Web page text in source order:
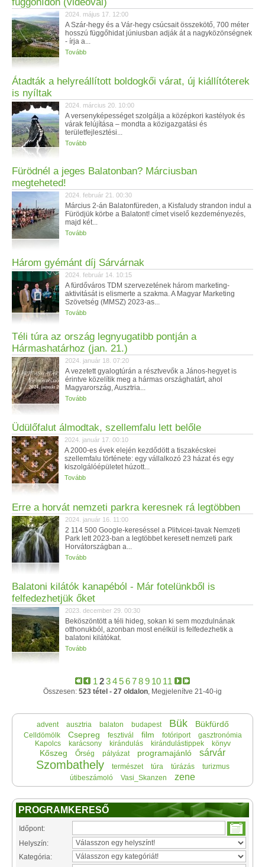
2024. május 17. 12:00
A Szár-hegy és a Vár-hegy csúcsait összekötő, 700 méter
hosszú függőhidat júniusban adják át a nagyközönségnek
- írja a...
Tovább
Átadták a helyreállított boldogkői várat, új kiállítóterek
is nyíltak
2024. március 20. 10:00
A versenyképességet szolgálja a középkori kastélyok és
várak felújítása – mondta a közigazgatási és
területfejlesztési...
Tovább
Fürödnél a jeges Balatonban? Márciusban
megteheted!
2024. február 21. 00:30
Március 2-án Balatonfüreden, a Kisfaludy strandon indul a
Fürödjük körbe a Balatont! címet viselő kezdeményezés,
majd két...
Tovább
Három gyémánt díj Sárvárnak
2024. február 14. 10:15
A fürdőváros TDM szervezetének három marketing-
aktivitását is elismerte a szakma. A Magyar Marketing
Szövetség (MMSZ) 2023-as...
Tovább
Téli túra az ország legnyugatibb pontján a
Hármashatárhoz (jan. 21.)
2024. január 18. 07:20
A vezetett gyalogtúrán a résztvevők a János-hegyet is
érintve közelítik meg a hármas országhatárt, ahol
Magyarország, Ausztria...
Tovább
Üdülőfalut álmodtak, szellemfalu lett belőle
2024. január 17. 00:10
A 2000-es évek elején kezdődött a tiszakécskei
szellemfalu története: egy vállalkozó 23 házat és egy
kiszolgálóépületet húzott...
Tovább
Erre a horvát nemzeti parkra keresnek rá legtöbben
2024. január 16. 11:00
2 114 500 Google-kereséssel a Plitvicei-tavak Nemzeti
Park lett 2023-ban a legtöbbet keresett nemzeti park
Horvátországban a...
Tovább
Balatoni kilátók kanapéból - Már fotelünkből is
felfedezhetjük őket
2023. december 29. 00:30
Beköszöntött a téli hideg, sokan ki sem mozdulnának
otthonukból, azonban most enélkül is felfedezhetik a
balatoni kilátókat.
Tovább
1 23456789 10 11
Összesen: 523 tétel - 27 oldalon, Megjelenítve 21-40-ig
advent ausztria balaton budapest Bük Bükfürdő
Celldömölk Csepreg fesztivál film fotóriport
gasztronómia
Kapolcs
karácsony kirándulás kirándulástippek könyv
Kőszeg Őrség pályázat programajánló sárvár
Szombathely természet túra túrázás
turizmus
útibeszámoló
Vasi_Skanzen zene
PROGRAMKERESŐ
Időpont:
Helyszín:
Kategória: